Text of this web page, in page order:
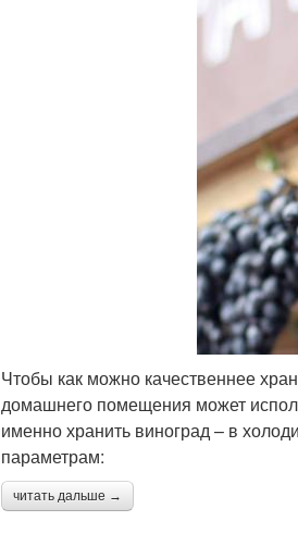
Чтобы как можно качественнее
домашнего помещения может
именно хранить виноград – в
параметрам:
читать дальше →